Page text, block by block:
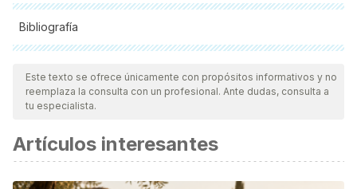
Bibliografía
Todas las fuentes citadas fueron revisadas a profundidad por
nuestro equipo, para asegurar su calidad, confiabilidad,
vigencia y validez.La bibliografía de este artículo fue
científica.
Burlando, B., & Cornara, L. (2014). Therapeutic properties
Este texto se ofrece únicamente con propósitos informativos y no
reemplaza la consulta con un profesional. Ante dudas, consulta a
tu especialista.
Artículos interesantes